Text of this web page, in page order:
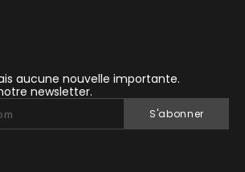
aucune nouvelle importante.
newsletter.
S'abonner